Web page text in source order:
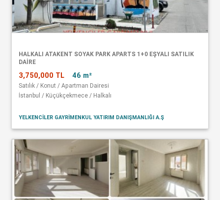
HALKALI ATAKENT SOYAK PARK APARTS 1+0 EŞYALI SATILIK
DAİRE
3,750,000 TL 46 m²
Satılık / Konut / Apartman Dairesi
İstanbul / Küçükçekmece / Halkalı
YELKENCİLER GAYRİMENKUL YATIRIM DANIŞMANLIĞI A.Ş